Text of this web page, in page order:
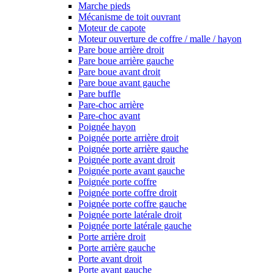
Marche pieds
Mécanisme de toit ouvrant
Moteur de capote
Moteur ouverture de coffre / malle / hayon
Pare boue arrière droit
Pare boue arrière gauche
Pare boue avant droit
Pare boue avant gauche
Pare buffle
Pare-choc arrière
Pare-choc avant
Poignée hayon
Poignée porte arrière droit
Poignée porte arrière gauche
Poignée porte avant droit
Poignée porte avant gauche
Poignée porte coffre
Poignée porte coffre droit
Poignée porte coffre gauche
Poignée porte latérale droit
Poignée porte latérale gauche
Porte arrière droit
Porte arrière gauche
Porte avant droit
Porte avant gauche